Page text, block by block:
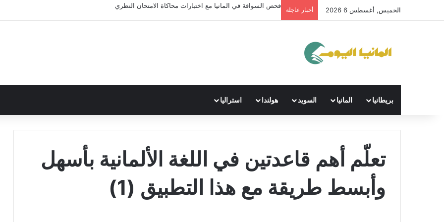
الخميس, أغسطس 6 2026 أخبار عاجلة
فحص السواقة في المانيا مع اختبارات محاكاة الامتحان النظري
بريطانيا المانيا السويد هولندا استراليا
تعلّم أهم قاعدتين في اللغة الألمانية بأسهل
وأبسط طريقة مع هذا التطبيق (1)